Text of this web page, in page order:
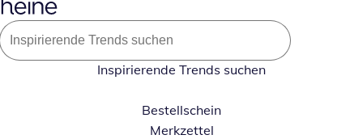
Inspirierende Trends suchen
Bestellschein
Merkzettel